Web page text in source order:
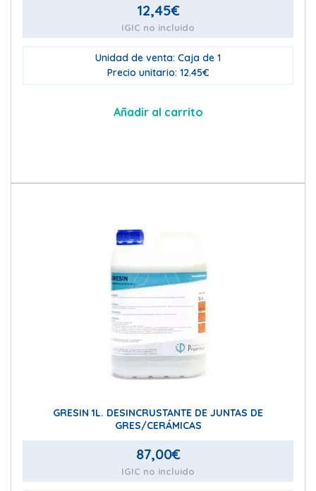
12,45€
IGIC no incluido
Unidad de venta: Caja de 1
Precio unitario: 12.45€
Añadir al carrito
GRESIN 1L. DESINCRUSTANTE DE JUNTAS DE
GRES/CERÁMICAS
87,00€
IGIC no incluido